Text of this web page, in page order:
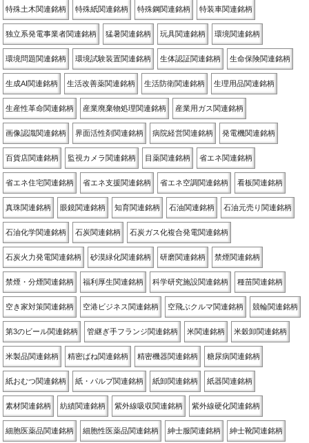
特殊土木関連銘柄 特殊紙関連銘柄 特殊鋼関連銘柄 特装車関連銘柄
独立系発電事業者関連銘柄 猛暑関連銘柄 玩具関連銘柄 環境関連銘柄
環境問題関連銘柄 環境試験装置関連銘柄 生体認証関連銘柄 生命保険関連銘柄
生成AI関連銘柄 生活改善薬関連銘柄 生活防衛関連銘柄 生理用品関連銘柄
生産性革命関連銘柄 産業廃棄物処理関連銘柄 産業用ガス関連銘柄
画像認識関連銘柄 界面活性剤関連銘柄 病院経営関連銘柄 発電機関連銘柄
百貨店関連銘柄 監視カメラ関連銘柄 目薬関連銘柄 省エネ関連銘柄
省エネ住宅関連銘柄 省エネ支援関連銘柄 省エネ空調関連銘柄 看板関連銘柄
真珠関連銘柄 眼鏡関連銘柄 知育関連銘柄 石油関連銘柄 石油元売り関連銘柄
石油化学関連銘柄 石炭関連銘柄 石炭ガス化複合発電関連銘柄
石炭火力発電関連銘柄 砂漠緑化関連銘柄 研磨関連銘柄 禁煙関連銘柄
禁煙・分煙関連銘柄 福利厚生関連銘柄 科学研究施設関連銘柄 種苗関連銘柄
空き家対策関連銘柄 空港ビジネス関連銘柄 空飛ぶクルマ関連銘柄 競輪関連銘柄
第3のビール関連銘柄 管継ぎ手フランジ関連銘柄 米関連銘柄 米穀卸関連銘柄
米製品関連銘柄 精密ばね関連銘柄 精密機器関連銘柄 糖尿病関連銘柄
紙おむつ関連銘柄 紙・パルプ関連銘柄 紙卸関連銘柄 紙器関連銘柄
素材関連銘柄 紡績関連銘柄 紫外線吸収関連銘柄 紫外線硬化関連銘柄
細胞医薬品関連銘柄 細胞性医薬品関連銘柄 紳士服関連銘柄 紳士靴関連銘柄